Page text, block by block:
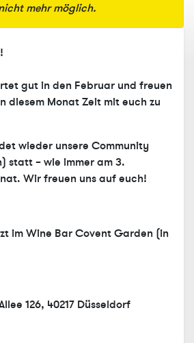
mehr möglich.
gut in den Februar und freuen
diesem Monat Zeit mit euch zu
wieder unsere Community
statt – wie immer am3.
. Wir freuen uns auf euch!
im Wine Bar Covent Garden (in
126, 40217 Düsseldorf